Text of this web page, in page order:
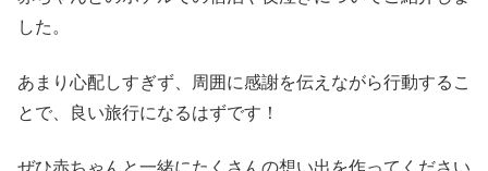
した。
あまり心配しすぎず、周囲に感謝を伝えながら行動するこ
とで、良い旅行になるはずです！